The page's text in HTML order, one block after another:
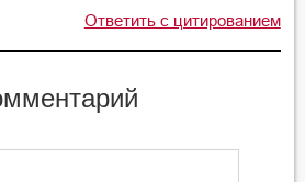
Ответить с цитированием